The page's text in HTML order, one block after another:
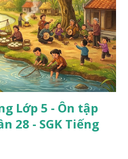
Lớp 5 - Ôn tập
28 - SGK Tiếng